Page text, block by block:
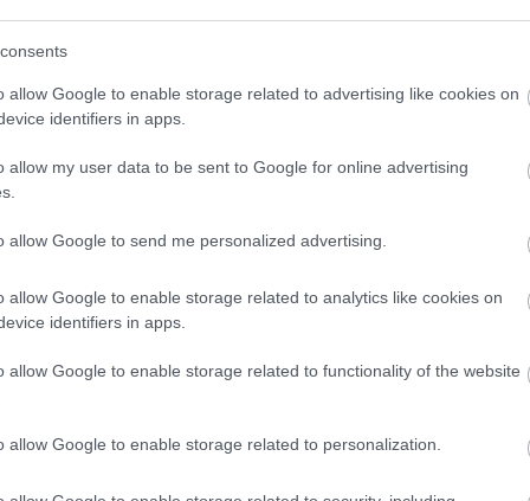
allow Google to enable storage related to advertising like cookies on
identifiers in apps.
allow my user data to be sent to Google for online advertising
allow Google to send me personalized advertising.
allow Google to enable storage related to analytics like cookies on
identifiers in apps.
allow Google to enable storage related to functionality of the website
allow Google to enable storage related to personalization.
στο βασικό σχήμα αντί Σαφράνοβιτς
του Χιμένες αλλά και του Ρανγκέλ και να
να κάνει το 16-17 και τον Πρωτοψάλτη να
έβαλε μπροστά τους φιλοξενούμενους με τον
να μείωσε σε 18-19 αλλά με προσπάθειες
η ομάδα του Καλμαζίδη μείωσε σε 2-1 (20-25).
ξεκίνησε καλά (4-1) αλλά ο ΠΑΟΚ τον
πήγαν προηγούμενοι στο α’ τεχνικό τάιμ άουτ
και κάποια λάθη των γηπεδούχων αλλά από την